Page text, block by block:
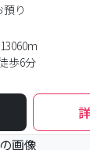
り
歩6分